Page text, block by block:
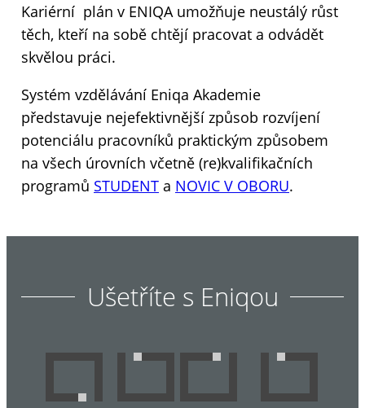
Kariérní plán v ENIQA umožňuje neustálý růst
těch, kteří na sobě chtějí pracovat a odvádět
skvělou práci.
Systém vzdělávání Eniqa Akademie
představuje nejefektivnější způsob rozvíjení
potenciálu pracovníků praktickým způsobem
na všech úrovních včetně (re)kvalifikačních
programů STUDENT a NOVIC V OBORU.
Ušetříte s Eniqou